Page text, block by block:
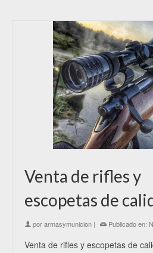
Venta de rifles y
escopetas de
porarmasymunicion | Publicado en:
Venta de rifles y escopetas de